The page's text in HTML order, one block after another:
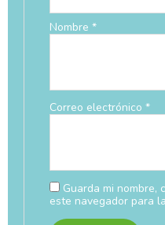
Nombre *
Correo electrónico *
Guarda mi nombre,
este navegador para